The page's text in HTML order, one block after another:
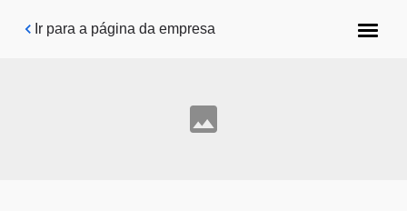
Pular para o conteúdo principal
Ir para a página da empresa